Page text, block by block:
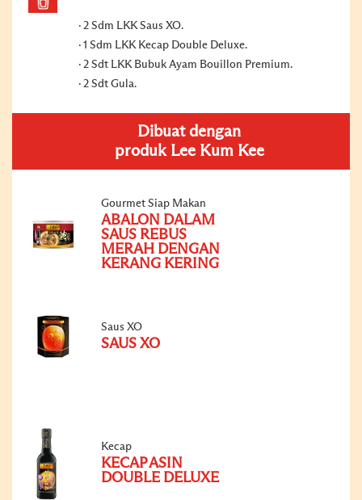
2 Sdm LKK Saus XO.
1 Sdm LKK Kecap Double Deluxe.
2 Sdt LKK Bubuk Ayam Bouillon Premium.
2 Sdt Gula.
Dibuat dengan
produk Lee Kum Kee
Gourmet Siap Makan
ABALON DALAM
SAUS REBUS
MERAH DENGAN
KERANG KERING
Saus XO
SAUS XO
Kecap
KECAP ASIN
DOUBLE DELUXE